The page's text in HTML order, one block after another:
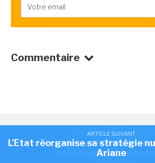
Commentaire
SECTEUR PUBLIC /
ARTICLE SUIVANT
La France en tête de
technologique
ARTICLE SUIVANT
L'Etat réorganise sa stratégie
Ariane